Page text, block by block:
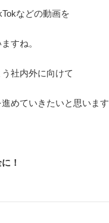
などの動画を
すね。
社内外に向けて
めていきたいと思います
！